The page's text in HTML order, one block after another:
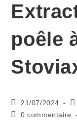
poêle
21/07/2024
0 commentaire